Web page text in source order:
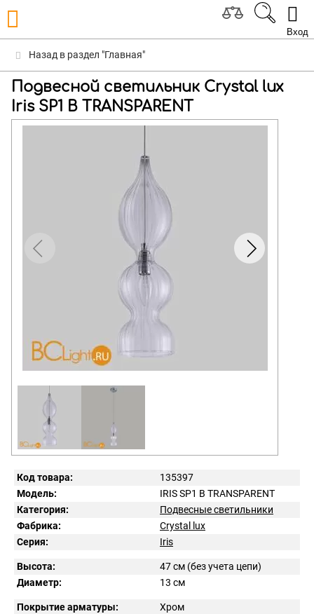
Вход
Назад в раздел "Главная"
Подвесной светильник Crystal lux
Iris SP1 B TRANSPARENT
Код товара:
135397
Модель:
IRIS SP1 B TRANSPARENT
Категория:
Подвесные светильники
Фабрика:
Crystal lux
Серия:
Iris
Высота:
47 см (без учета цепи)
Диаметр:
13 см
Покрытие арматуры:
Хром